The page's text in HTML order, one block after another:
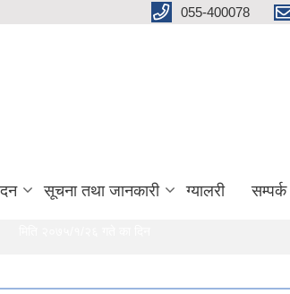
055-400078
सूचना तथा जानकारी ग्यालरी सम्पर्क
मिति २०७५/१/२६ गते का दिन दुर्गा भगवती गाउँ पालिका